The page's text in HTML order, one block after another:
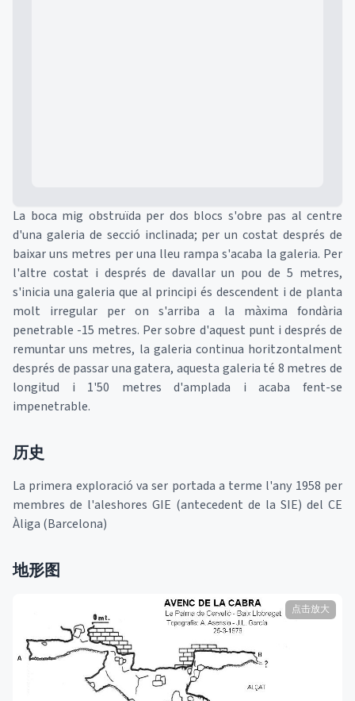
La boca mig obstruïda per dos blocs s'obre pas al centre
d'una galeria de secció inclinada; per un costat després de
baixar uns metres per una lleu rampa s'acaba la galeria. Per
l'altre costat i després de davallar un pou de 5 metres,
s'inicia una galeria que al principi és descendent i de planta
molt irregular per on s'arriba a la màxima fondària
penetrable -15 metres. Per sobre d'aquest punt i després de
remuntar uns metres, la galeria continua horitzontalment
després de passar una gatera, aquesta galeria té 8 metres de
longitud i 1'50 metres d'amplada i acaba fent-se
impenetrable.
历史
La primera exploració va ser portada a terme l'any 1958 per
membres de l'aleshores GIE (antecedent de la SIE) del CE
Àliga (Barcelona)
地形图
点击放大